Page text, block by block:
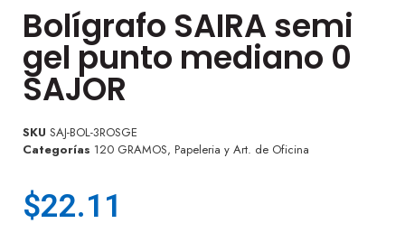
Bolígrafo SAIRA semi
gel punto mediano 0
SAJOR
SKU SAJ-BOL-3ROSGE
Categorías 120 GRAMOS, Papeleria y Art. de Oficina
$22.11